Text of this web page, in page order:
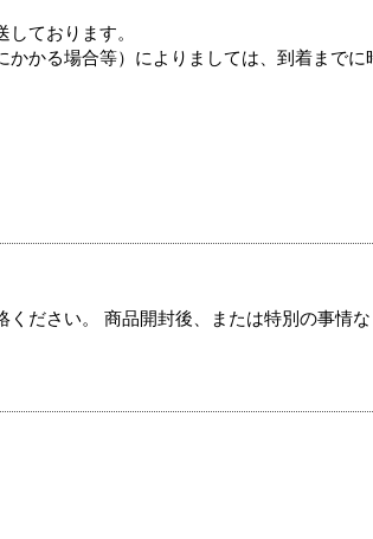
ております。
かる場合等）によりましては、到着までに
ださい。 商品開封後、または特別の事情